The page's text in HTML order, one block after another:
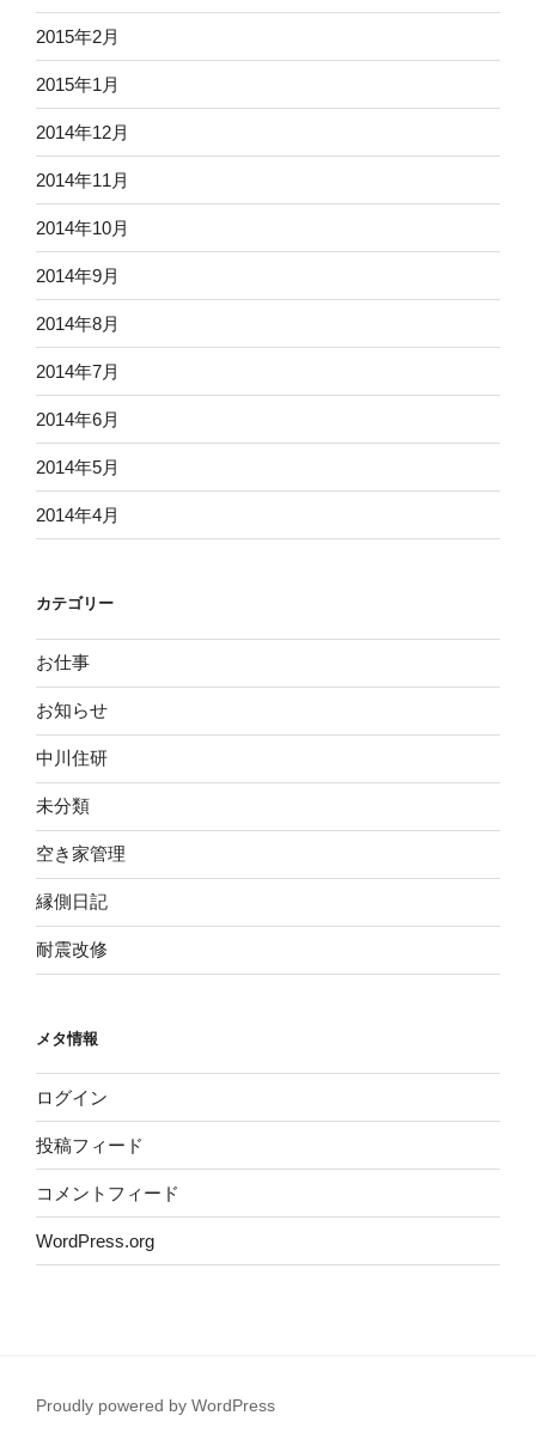
2015年2月
2015年1月
2014年12月
2014年11月
2014年10月
2014年9月
2014年8月
2014年7月
2014年6月
2014年5月
2014年4月
カテゴリー
お仕事
お知らせ
中川住研
未分類
空き家管理
縁側日記
耐震改修
メタ情報
ログイン
投稿フィード
コメントフィード
WordPress.org
Proudly powered by WordPress